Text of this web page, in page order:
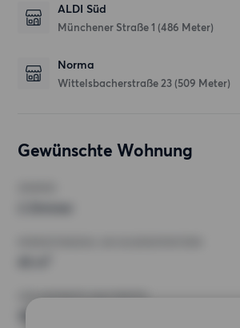
ALDI Süd
Münchener Straße 1 (486 Meter)
Norma
Wittelsbacherstraße 23 (509 Meter)
Gewünschte Wohnung
HÖCHSTMIETE (KALTMIETE)